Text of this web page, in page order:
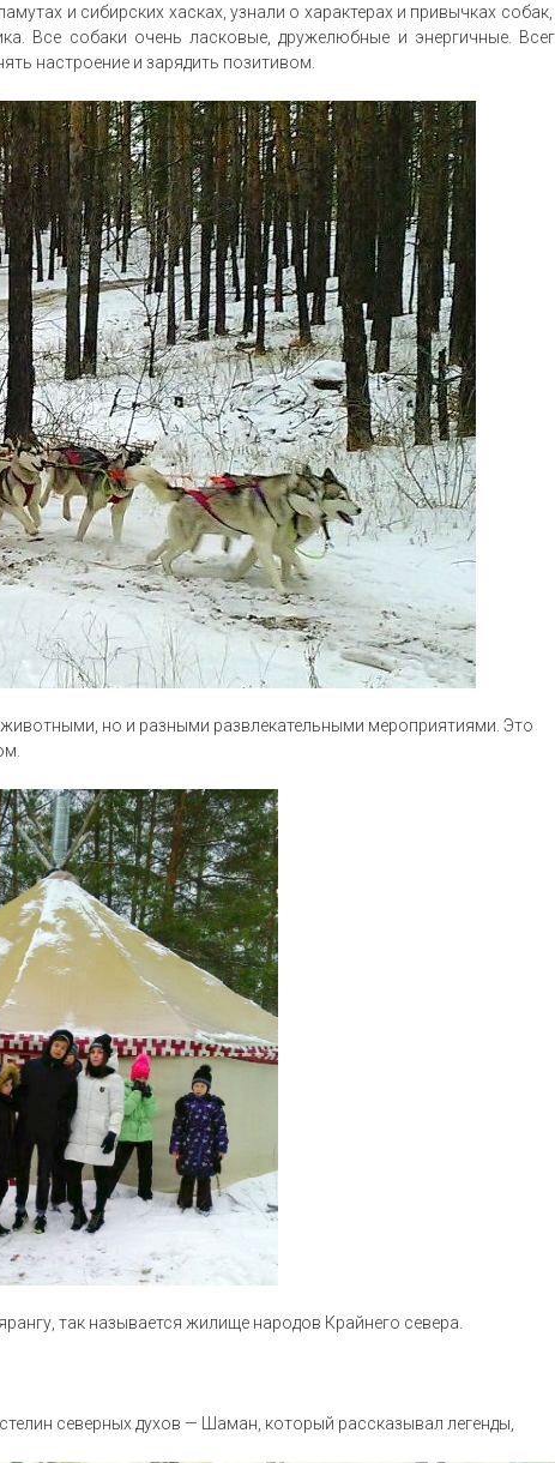
и сибирских хасках, узнали о характерах и привычках собак,
Все собаки очень ласковые, дружелюбные и энергичные.
настроение и зарядить позитивом.
но и разными развлекательными мероприятиями. Это
так называется жилище народов Крайнего севера.
северных духов — Шаман, который рассказывал легенды,